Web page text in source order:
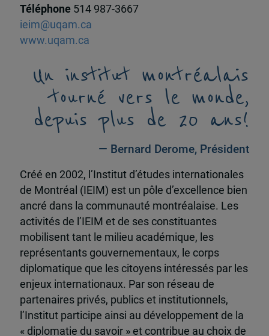
Téléphone 514 987-3667
ieim@uqam.ca
www.uqam.ca
Un institut montréalais
tourné vers le monde,
depuis plus de 20 ans!
— Bernard Derome, Président
Créé en 2002, l’Institut d’études internationales
de Montréal (IEIM) est un pôle d’excellence bien
ancré dans la communauté montréalaise. Les
activités de l’IEIM et de ses constituantes
mobilisent tant le milieu académique, les
représentants gouvernementaux, le corps
diplomatique que les citoyens intéressés par les
enjeux internationaux. Par son réseau de
partenaires privés, publics et institutionnels,
l’Institut participe ainsi au développement de la
« diplomatie du savoir » et contribue au choix de